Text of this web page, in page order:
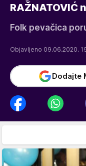
RAŽNATOVIĆ
Folk pevačica
Objavljeno 09.06.2020.
Dodajte